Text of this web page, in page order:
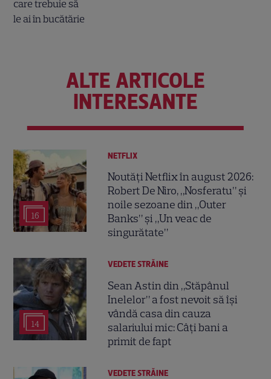
ALTE ARTICOLE
INTERESANTE
16
NETFLIX
Noutăți Netflix în august 2026:
Robert De Niro, „Nosferatu” și
noile sezoane din „Outer
Banks” și „Un veac de
singurătate”
14
VEDETE STRĂINE
Sean Astin din „Stăpânul
Inelelor” a fost nevoit să își
vândă casa din cauza
salariului mic: Câți bani a
primit de fapt
VEDETE STRĂINE